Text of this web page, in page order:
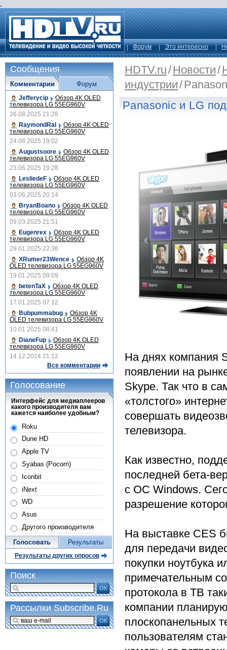
.
Форум Это интересно
HDTV.ru/Новости/
индустрии/
Panasonic и LG
На днях компания
появлении на
Skype. Так что в
«толстого»
совершать
телевизора.
Как известно,
последней бета-
с ОС Windows.
разрешение
На выставке CES
для передачи
покупки ноутбука
примечательным
протокола в ТВ
компании
плоскопанельных
пользователям
Сообщения
Комментарии
Jefferycip Обзор 4K OLED
телевизора LG 55EG960V
26.08.2025 21:28
RaymondRal
Обзор 4K OLED
телевизора LG 55EG960V
24.08.2025 19:02
Augustsoore
Обзор 4K OLED
телевизора LG 55EG960V
23.06.2025 19:28
LesliedeF
Обзор 4K OLED
телевизора LG 55EG960V
03.06.2025 20:14
BryanBoano
Обзор 4K OLED
телевизора LG 55EG960V
09.03.2025 21:51
Eugenrex
Обзор 4K OLED
телевизора LG 55EG960V
29.01.2025 22:36
XRumer23Wence
Обзор 4K
OLED телевизора LG 55EG960V
19.01.2025 09:09
betenTaX
Обзор 4K OLED
телевизора LG 55EG960V
17.01.2025 07:12
Bubpummabug
Обзор 4K
OLED телевизора LG 55EG960V
10.01.2025 08:41
DianeFup
Обзор 4K OLED
телевизора LG 55EG960V
14.12.2024 21:12
Все комментарии
Форум
Голосование
Интерфейс для медиаплееров
какого производителя вам
кажется наиболее удобным?
Roku
Dune HD
Apple TV
Syabas (Pocorn)
Iconbit
iNext
WD
Asus
Другого производителя
Голосовать Результаты
Результаты других опросов
Поиск
ОК
Рассылки Subscribe.Ru
ОК